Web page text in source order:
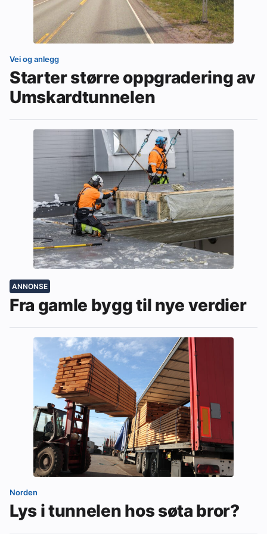
Vei og anlegg
Starter større oppgradering av
Umskardtunnelen
ANNONSE
Fra gamle bygg til nye verdier
Norden
Lys i tunnelen hos søta bror?